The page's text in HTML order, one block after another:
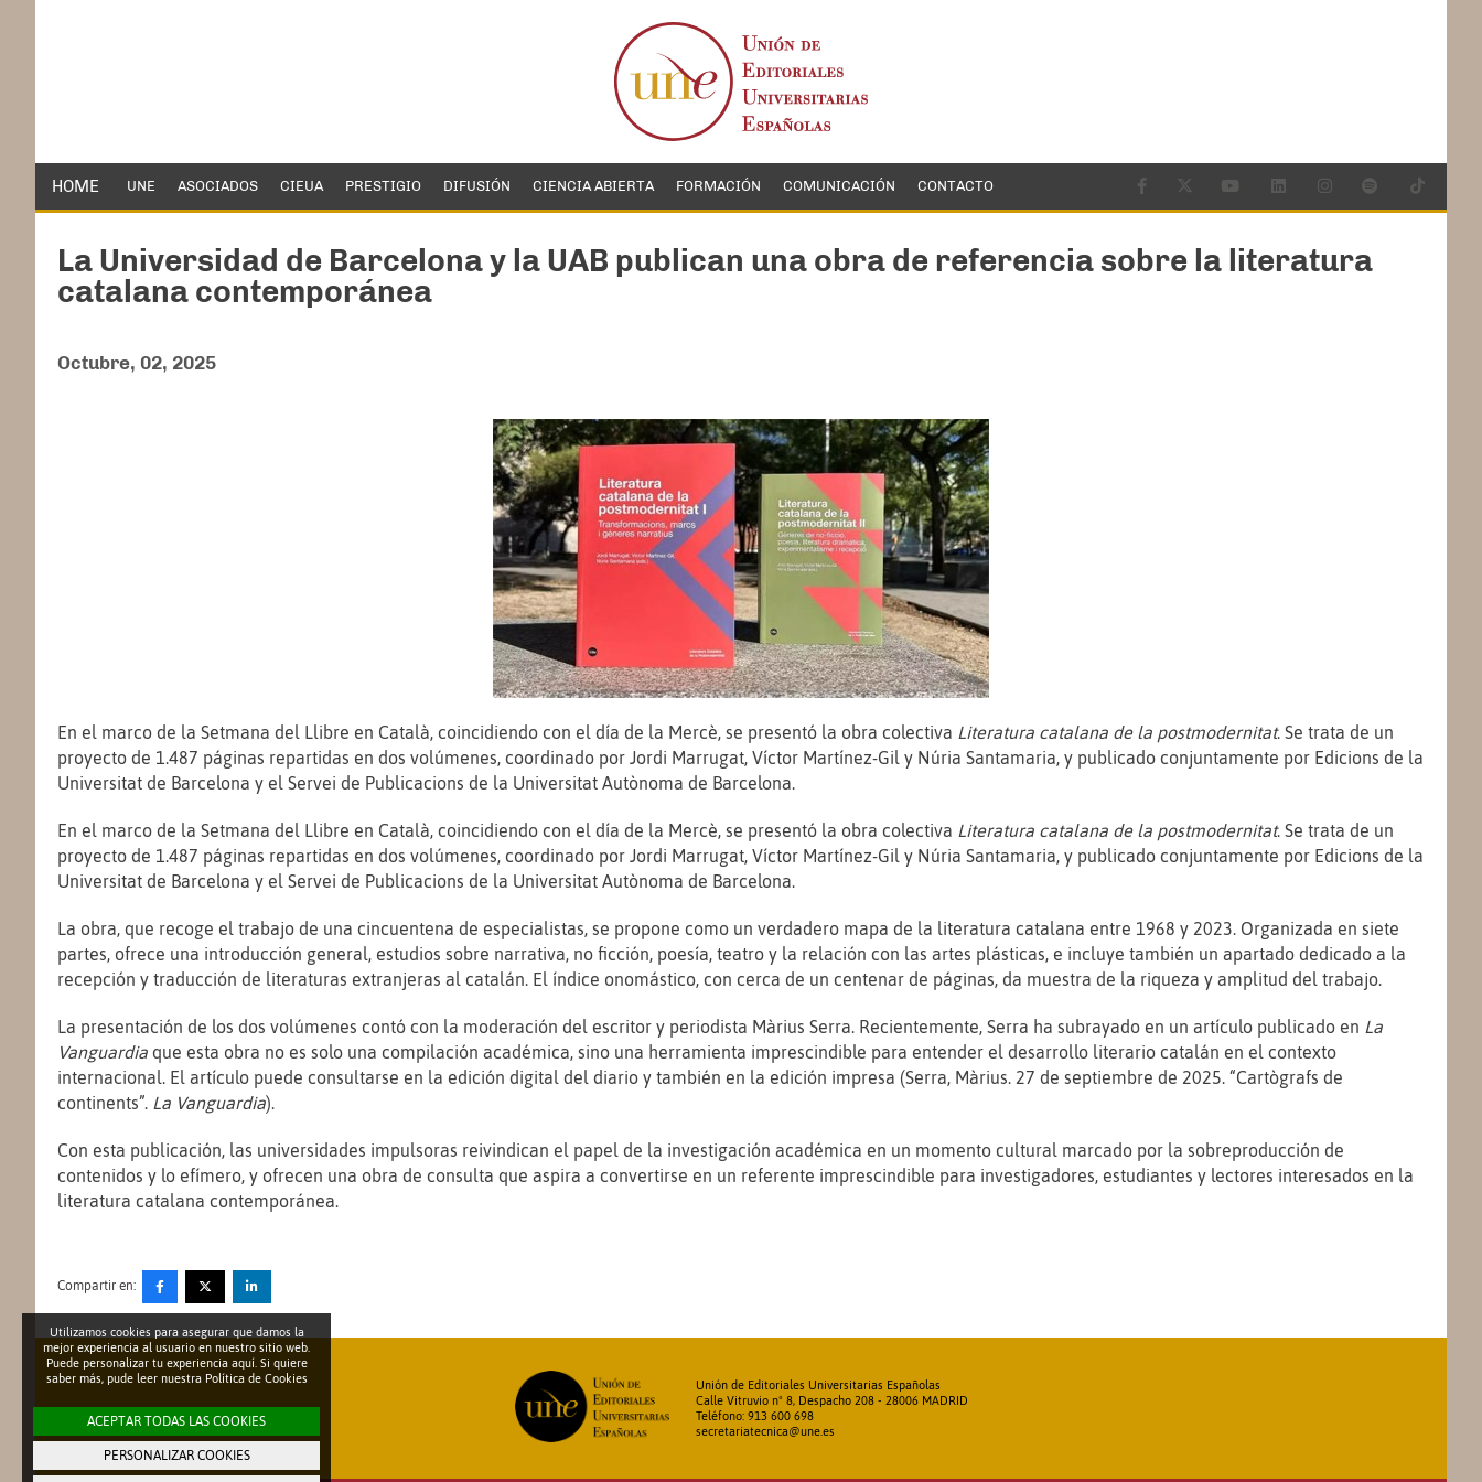
HOME UNE ASOCIADOS CIEUA PRESTIGIO DIFUSIÓN CIENCIA ABIERTA FORMACIÓN COMUNICACIÓN CONTACTO
La Universidad de Barcelona y la UAB publican una obra de referencia sobre la literatura
catalana contemporánea
Octubre, 02, 2025
En el marco de la Setmana del Llibre en Català, coincidiendo con el día de la Mercè, se presentó la obra colectiva Literatura catalana de la postmodernitat. Se trata de un
proyecto de 1.487 páginas repartidas en dos volúmenes, coordinado por Jordi Marrugat, Víctor Martínez-Gil y Núria Santamaria, y publicado conjuntamente por Edicions de la
Universitat de Barcelona y el Servei de Publicacions de la Universitat Autònoma de Barcelona.
En el marco de la Setmana del Llibre en Català, coincidiendo con el día de la Mercè, se presentó la obra colectiva Literatura catalana de la postmodernitat. Se trata de un
proyecto de 1.487 páginas repartidas en dos volúmenes, coordinado por Jordi Marrugat, Víctor Martínez-Gil y Núria Santamaria, y publicado conjuntamente por Edicions de la
Universitat de Barcelona y el Servei de Publicacions de la Universitat Autònoma de Barcelona.
La obra, que recoge el trabajo de una cincuentena de especialistas, se propone como un verdadero mapa de la literatura catalana entre 1968 y 2023. Organizada en siete
partes, ofrece una introducción general, estudios sobre narrativa, no ficción, poesía, teatro y la relación con las artes plásticas, e incluye también un apartado dedicado a la
recepción y traducción de literaturas extranjeras al catalán. El índice onomástico, con cerca de un centenar de páginas, da muestra de la riqueza y amplitud del trabajo.
La presentación de los dos volúmenes contó con la moderación del escritor y periodista Màrius Serra. Recientemente, Serra ha subrayado en un artículo publicado en La
Vanguardia que esta obra no es solo una compilación académica, sino una herramienta imprescindible para entender el desarrollo literario catalán en el contexto
internacional. El artículo puede consultarse en la edición digital del diario y también en la edición impresa (Serra, Màrius. 27 de septiembre de 2025. “Cartògrafs de
continents”. La Vanguardia).
Con esta publicación, las universidades impulsoras reivindican el papel de la investigación académica en un momento cultural marcado por la sobreproducción de
contenidos y lo efímero, y ofrecen una obra de consulta que aspira a convertirse en un referente imprescindible para investigadores, estudiantes y lectores interesados en la
literatura catalana contemporánea.
Compartir en:
Unión de Editoriales Universitarias Españolas
Calle Vitruvio nº 8, Despacho 208 - 28006 MADRID
Teléfono: 913 600 698
secretariatecnica@une.es
Utilizamos cookies para asegurar que damos la
mejor experiencia al usuario en nuestro sitio web.
Puede personalizar tu experiencia aquí. Si quiere
saber más, pude leer nuestra Política de Cookies
ACEPTAR TODAS LAS COOKIES
PERSONALIZAR COOKIES